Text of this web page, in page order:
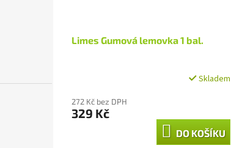
Limes Gumová lemovka 1 bal.
Skladem
272 Kč bez DPH
329 Kč
DO KOŠÍKU